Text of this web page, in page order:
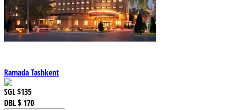
Ramada Tashkent
SGL$135
DBL$ 170